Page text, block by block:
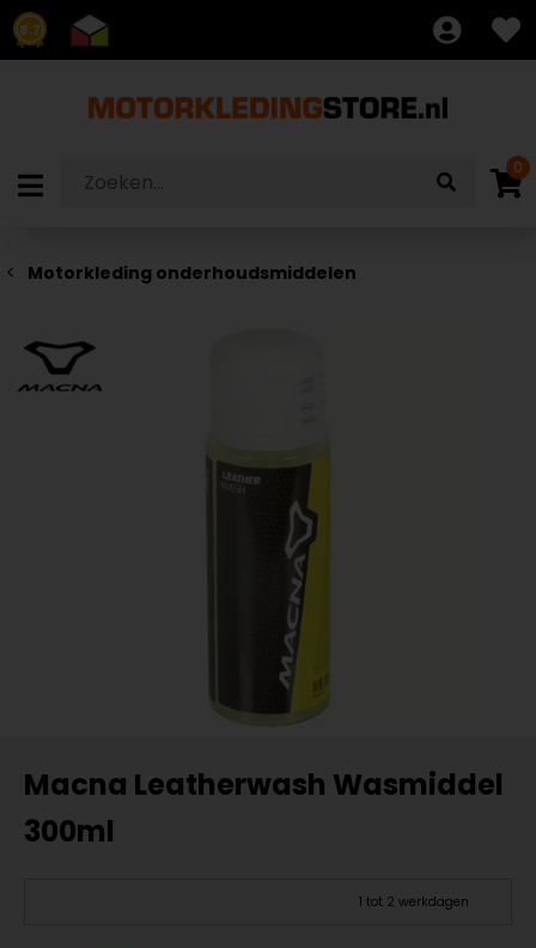
8.7
0
Motorkleding onderhoudsmiddelen
Macna Leatherwash Wasmiddel
300ml
1 tot 2 werkdagen